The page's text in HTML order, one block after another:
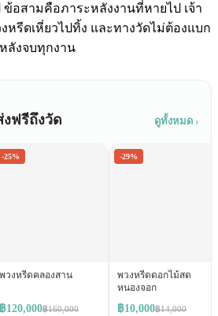
อสามคือภาระหลังงานที่หายไป เจ้า
หรีดเหี่ยวไปทิ้ง และทางวัดไม่ต้องแบก
ลังจบทุกงาน
ฟรีถึงวัด ดูทั้งหมด ›
-25%
พวงหรีดคลองสาน
฿120,000฿160,000
-29%
พวงหรีดดอกไม้สด
หนองจอก
฿10,000฿14,000